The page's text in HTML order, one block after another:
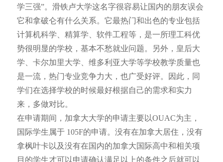
学三强”。滑铁卢大学这名字很容易让国内的朋友误会
它和拿破仑有什么关系。它最热门和出色的专业包括
计算机科学、精算学、软件工程等，是一所理工科优
势很明显的学校，基本不愁就业问题。另外，皇后大
学、卡尔加里大学、维多利亚大学等学校教学质量也
是一流，热门专业竞争力大，也广受好评。因此，同
学们在选择学校的时候最好根据自己的需求和实力
来，多做对比。
在申请期间，加拿大大学的申请主要以OUAC为主，
国际学生属于 105F的申请。没有在加拿大居住，没有
拿枫叶卡以及没有在国内的加拿大国际高中和相关项
目的学生才可以申请确认满足以上的条件之后就可以